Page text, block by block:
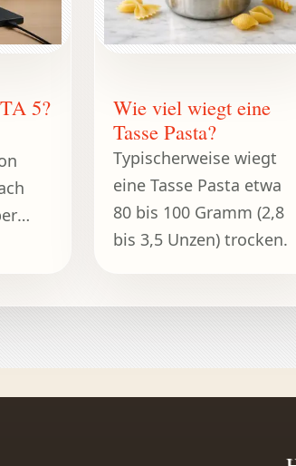
5?
Wie viel wiegt eine
Tasse Pasta?
Typischerweise wiegt
eine Tasse Pasta etwa
80 bis 100 Gramm (2,8
bis 3,5 Unzen) trocken.